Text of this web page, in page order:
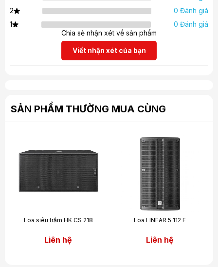
Vỏ Moulded plastic
Màu black
Lưới tản nhiệt trước
metal grille backed with black
Cân nặng 19.5 kg / 43,0 lbs
2
0 Đánh giá
1
0 Đánh giá
Chia sẻ nhận xét về sản phẩm
Viết nhận xét của bạn
SẢN PHẨM THƯỜNG MUA CÙNG
Loa siêu trầm HK CS 218
Liên hệ
Loa LINEAR 5 112 F
Liên hệ